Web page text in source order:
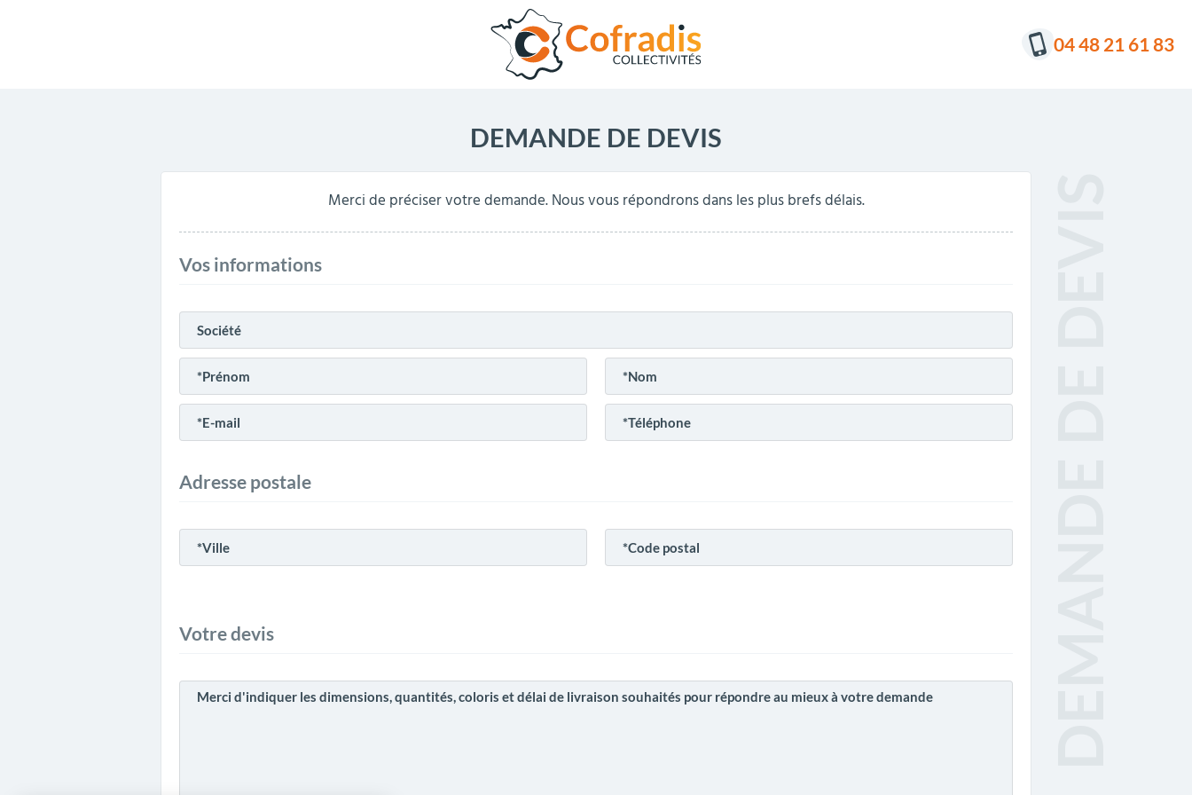
04 48 21 61 83
DEMANDE DE DEVIS
Merci de préciser votre demande. Nous vous répondrons dans les plus brefs délais.
Vos informations
Adresse postale
Votre devis